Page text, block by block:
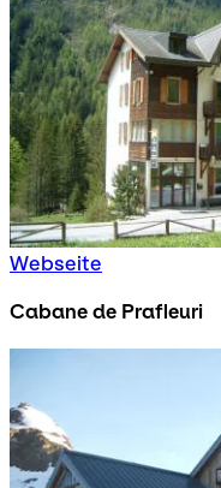
Webseite
Cabane de Prafleuri